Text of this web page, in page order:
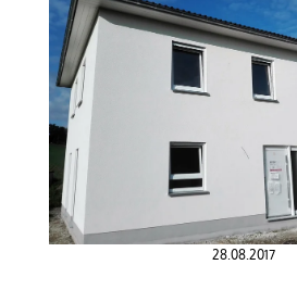
28.08.2017